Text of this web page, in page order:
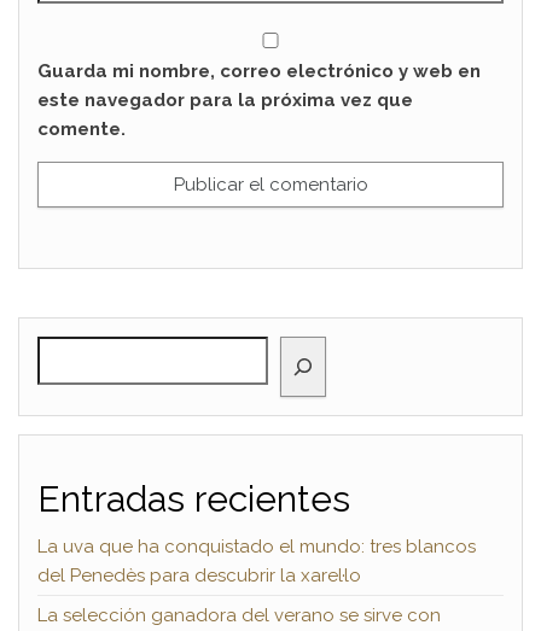
Guarda mi nombre, correo electrónico y web en
este navegador para la próxima vez que
comente.
Entradas recientes
La uva que ha conquistado el mundo: tres blancos
del Penedès para descubrir la xarel·lo
La selección ganadora del verano se sirve con